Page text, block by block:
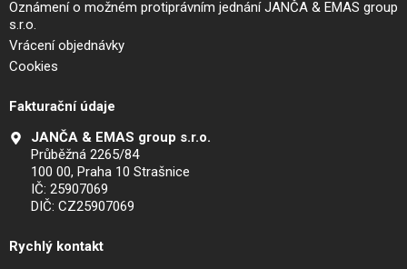
Oznámení o možném protiprávním jednání JANČA & EMAS group
s.r.o.
Vrácení objednávky
Cookies
Fakturační údaje
JANČA & EMAS group s.r.o.
Průběžná 2265/84
100 00, Praha 10 Strašnice
IČ: 25907069
DIČ: CZ25907069
Rychlý kontakt